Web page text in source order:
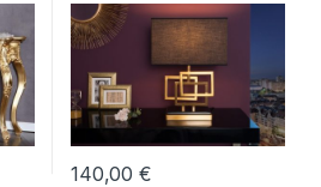
140,00€